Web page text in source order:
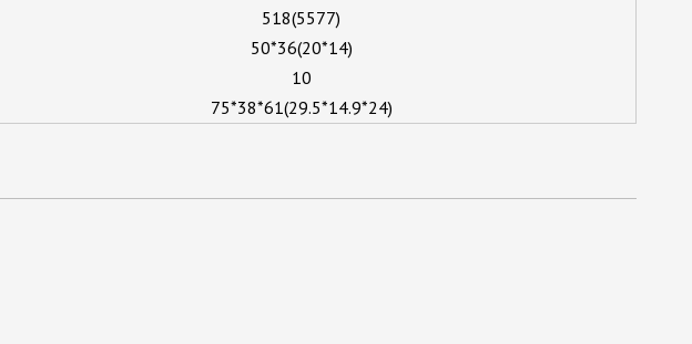
518(5577)
50*36(20*14)
10
75*38*61(29.5*14.9*24)